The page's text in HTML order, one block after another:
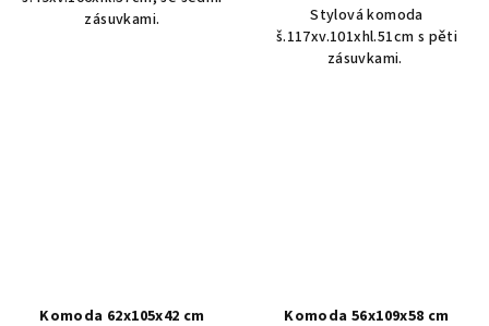
zásuvkami.
Stylová komoda
š.117xv.101xhl.51cm s pěti
zásuvkami.
Komoda 62x105x42 cm Komoda 56x109x58 cm